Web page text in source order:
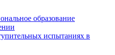
образование
испытаниях в